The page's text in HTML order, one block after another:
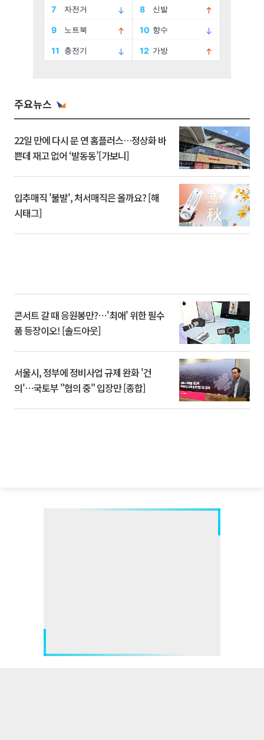
주요뉴스
22일 만에 다시 문 연 홈플러스…정상화 바
쁜데 재고 없어 ‘발동동’[가보니]
입추매직 '불발', 처서매직은 올까요? [해
시태그]
콘서트 갈 때 응원봉만?⋯'최애' 위한 필수
품 등장이오! [솔드아웃]
서울시, 정부에 정비사업 규제 완화 '건
의'⋯국토부 "협의 중" 입장만 [종합]